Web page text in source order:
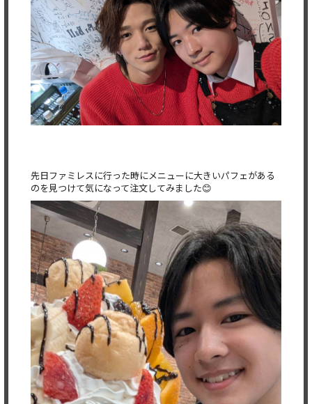
先日ファミレスに行った時にメニューに大きいパフェがある
のを見つけて気になって注文してみました😊